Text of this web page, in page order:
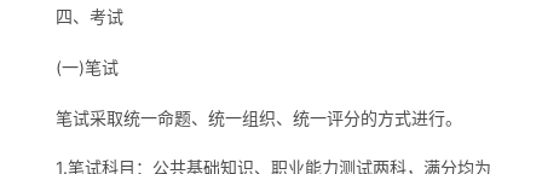
四、考试
(一)笔试
笔试采取统一命题、统一组织、统一评分的方式进行。
1.笔试科目：公共基础知识、职业能力测试两科，满分均为